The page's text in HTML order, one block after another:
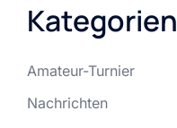
Kategorien
Amateur-Turnier
Nachrichten